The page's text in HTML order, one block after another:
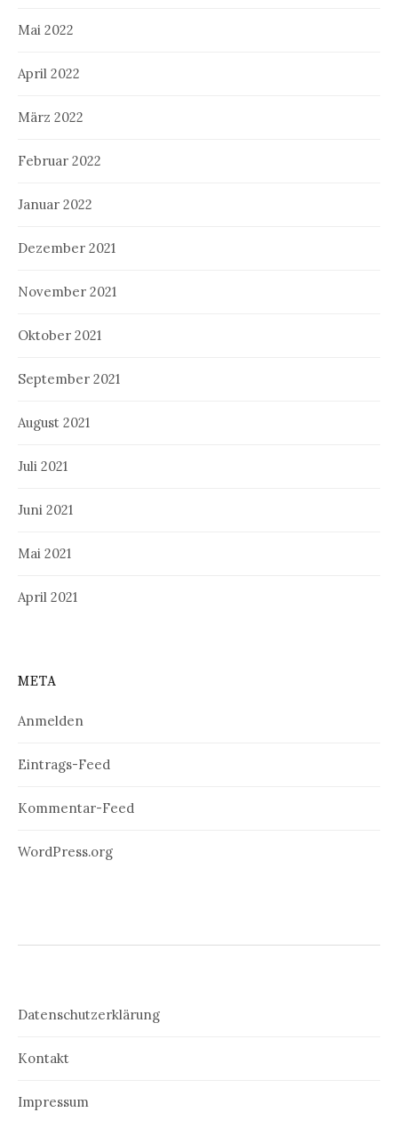
Mai 2022
April 2022
März 2022
Februar 2022
Januar 2022
Dezember 2021
November 2021
Oktober 2021
September 2021
August 2021
Juli 2021
Juni 2021
Mai 2021
April 2021
META
Anmelden
Eintrags-Feed
Kommentar-Feed
WordPress.org
Datenschutzerklärung
Kontakt
Impressum